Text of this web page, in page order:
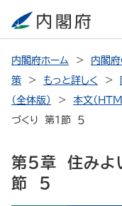
内閣府ホーム 内閣
策
もっと詳しく
（全体版）
本文（
づくり 第１節 ５
第５章 住みよ
節 ５